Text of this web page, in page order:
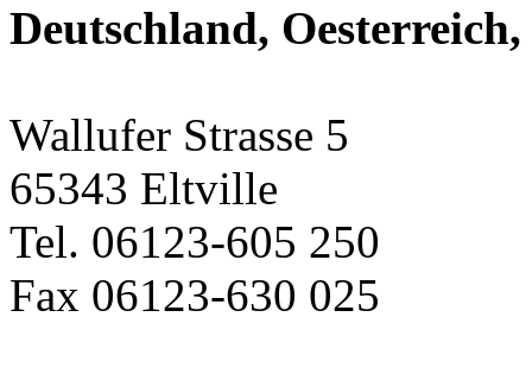
Deutschland,
Wallufer Strasse 5
65343 Eltville
Tel. 06123-605 250
Fax 06123-630 025